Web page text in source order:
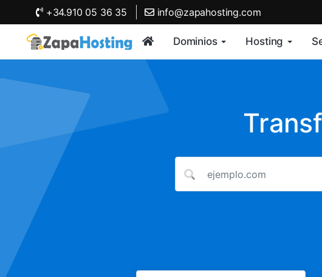
+34.910 05 36 35 info@zapahosting.com
Dominios Hosting